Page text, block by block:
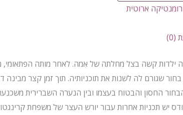
רומנטיקה ארוטית
(0)
ילדות קשה בצל מחלתה של אִמה. לאחר מותה
שגורם לה לשנות את תוכניותיה. תוך זמן קצר
החסון והבטוח בעצמו ובין הנערה השברירית
יש תכניות אחרות עבור יורש העצר של משפחת